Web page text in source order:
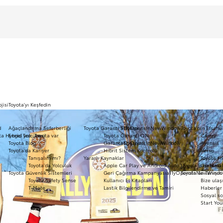
Toyota Garanti Sistemi
Toyota Garanti ON
Garanti Spesiyal
Hibrit Sistem Kontrolü
Yararlı Kaynaklar
Apple Car Play ve Android Auto Uygulaması
Geri Çağırma Kampanyası
Kullanıcı El Kitapları
Lastik Bilgilendirme ve Tamiri
Hybrid Tecrübesi
Toyota'yı Keşfedin
Ağaçlandırma Seferberliği
a11yOpensInNewWindow
Engel yok, Toyota var
Toyota Blog
a11yOpensInNewWindow
Toyota'da Kariyer
Tanışalım mı?
Toyota'da Yolculuk
Toyota Güvenlik Sistemleri
Toyota Safety Sense
T-Mate
Toyota'nın
Camry
Avensis
Verso
Toyota
Ömrünü
Toyota ile Tanışın
Bize
Sosyal
Start